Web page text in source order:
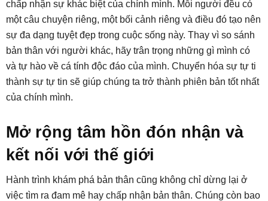
chấp nhận sự khác biệt của chính mình. Mỗi người đều có
một câu chuyện riêng, một bối cảnh riêng và điều đó tạo nên
sự đa dạng tuyệt đẹp trong cuộc sống này. Thay vì so sánh
bản thân với người khác, hãy trân trọng những gì mình có
và tự hào về cá tính độc đáo của mình. Chuyển hóa sự tự ti
thành sự tự tin sẽ giúp chúng ta trở thành phiên bản tốt nhất
của chính mình.
Mở rộng tâm hồn đón nhận và
kết nối với thế giới
Hành trình khám phá bản thân cũng không chỉ dừng lại ở
việc tìm ra đam mê hay chấp nhận bản thân. Chúng còn bao